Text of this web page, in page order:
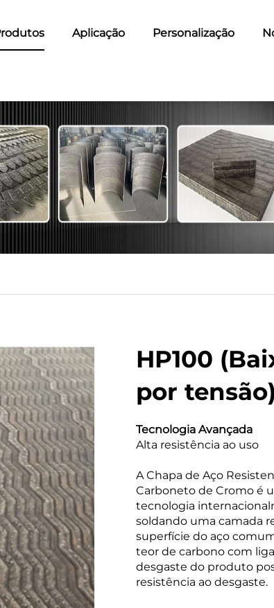
Aplicação Personalização
HP100
por
Tecnologia Avançada
Alta resistência ao uso
A Chapa de Aço
Carboneto de Cromo é
tecnologia
soldando uma camada
superfície do aço
teor de carbono com
desgaste do produto
resistência ao desgaste.